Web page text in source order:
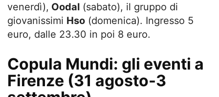
venerdì), Oodal (sabato), il gruppo di
giovanissimi Hso (domenica). Ingresso 5
euro, dalle 23.30 in poi 8 euro.
Copula Mundi: gli eventi a
Firenze (31 agosto-3